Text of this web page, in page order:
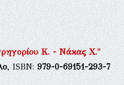
Κ. - Νάκας Χ."
, ISBN:979-0-69151-293-7